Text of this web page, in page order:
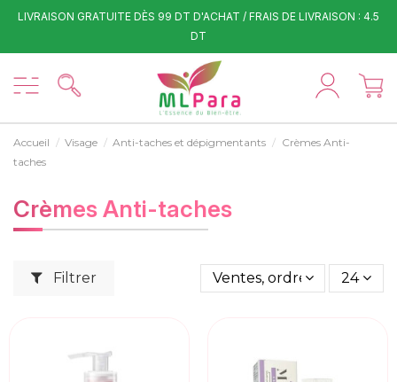
LIVRAISON GRATUITE DÈS 99 DT D'ACHAT / FRAIS DE LIVRAISON : 4.5
DT
Accueil Visage Anti-taches et dépigmentants
Crèmes Anti-
taches
Crèmes Anti-taches
Filtrer Ventes, ordre décroissant
24